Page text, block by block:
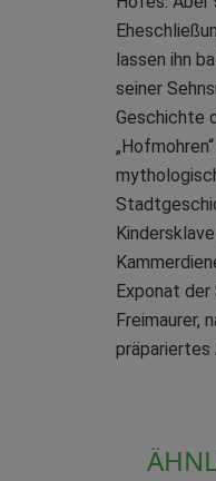
lassen ihn
seiner
Geschichte
Exponat der
Freimaurer,